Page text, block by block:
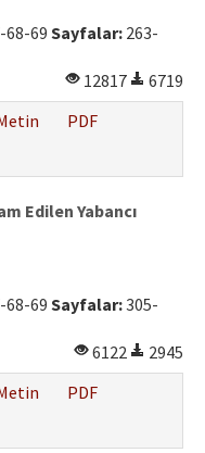
68-69 Sayfalar: 263-
12817
6719
PDF
Edilen Yabancı
68-69 Sayfalar:305-
6122
2945
PDF